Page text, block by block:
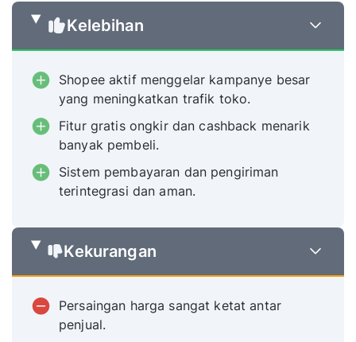
Kelebihan
Shopee aktif menggelar kampanye besar
yang meningkatkan trafik toko.
Fitur gratis ongkir dan cashback menarik
banyak pembeli.
Sistem pembayaran dan pengiriman
terintegrasi dan aman.
Kekurangan
Persaingan harga sangat ketat antar
penjual.